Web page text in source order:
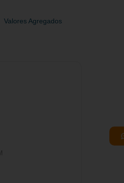
Valores Agregados